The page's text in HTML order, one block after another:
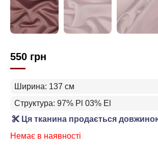
550 грн
Ширина: 137 см
Структура: 97% Pl 03% El
Ця тканина продається
Немає в наявності